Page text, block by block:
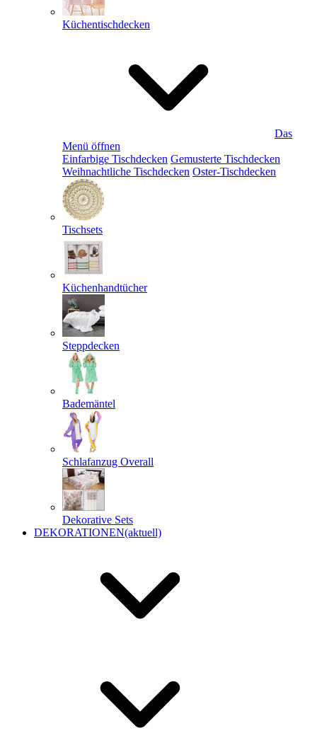
Küchentischdecken
Das
Menü öffnen
Einfarbige Tischdecken Gemusterte Tischdecken
Weihnachtliche Tischdecken Oster-Tischdecken
Tischsets
Küchenhandtücher
Steppdecken
Bademäntel
Schlafanzug Overall
Dekorative Sets
DEKORATIONEN(aktuell)